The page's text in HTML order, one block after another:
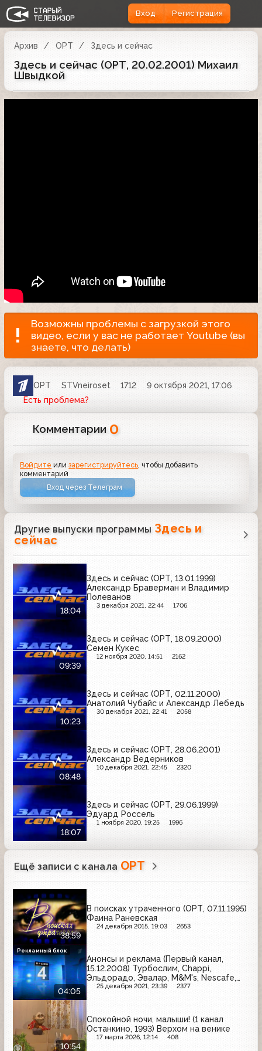
Вход Регистрация
Архив ОРТ Здесь и сейчас
Здесь и сейчас (ОРТ, 20.02.2001) Михаил
Швыдкой
Возможны проблемы с загрузкой этого
видео, если у вас не работает Youtube (вы
знаете, что делать)
ОРТ STVneiroset 1712
9 октября 2021, 17:06
Есть проблема?
Комментарии 0
Войдите илизарегистрируйтесь , чтобы добавить
комментарий
Вход через Телеграм
Другие выпуски программы Здесь и
сейчас
18:04
Здесь и сейчас (ОРТ, 13.01.1999)
Александр Браверман и Владимир
Полеванов
3 декабря 2021, 22:44 1706
09:39
Здесь и сейчас (ОРТ, 18.09.2000)
Семен Кукес
12 ноября 2020, 14:51 2162
10:23
Здесь и сейчас (ОРТ, 02.11.2000)
Анатолий Чубайс и Александр Лебедь
30 декабря 2021, 22:41 2058
08:48
Здесь и сейчас (ОРТ, 28.06.2001)
Александр Ведерников
10 декабря 2021, 22:45 2320
18:07
Здесь и сейчас (ОРТ, 29.06.1999)
Эдуард Россель
1 ноября 2020, 19:25 1996
Ещё записи с канала ОРТ
38:59
В поисках утраченного (ОРТ, 07.11.1995)
Фаина Раневская
24 декабря 2015, 19:03 2653
04:05
Анонсы и реклама (Первый канал,
15.12.2008) Турбослим, Chappi,
Эльдорадо, Эвалар, M&M's, Nescafe,
Pepsi, Tele2, Сады Придонья, Россия -
25 декабря 2021, 23:39 2377
Рекламный блок
10:54
Спокойной ночи, малыши! (1 канал
Останкино, 1993) Верхом на венике
17 марта 2026, 12:14 408